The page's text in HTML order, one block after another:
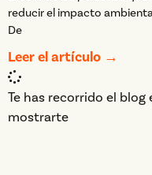
reducir el impacto
De
Leer el artículo →
Te has recorrido el
mostrarte